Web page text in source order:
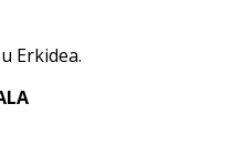
Erkidea.